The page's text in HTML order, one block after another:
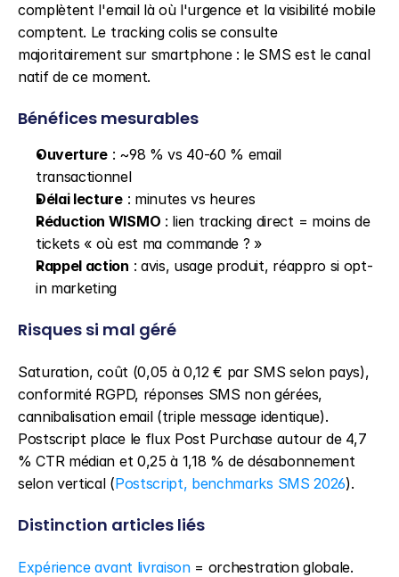
complètent l'email là où l'urgence et la visibilité mobile
comptent. Le tracking colis se consulte
majoritairement sur smartphone : le SMS est le canal
natif de ce moment.
Bénéfices mesurables
Ouverture : ~98 % vs 40-60 % email
transactionnel
Délai lecture : minutes vs heures
Réduction WISMO : lien tracking direct = moins de
tickets « où est ma commande ? »
Rappel action : avis, usage produit, réappro si opt-
in marketing
Risques si mal géré
Saturation, coût (0,05 à 0,12 € par SMS selon pays),
conformité RGPD, réponses SMS non gérées,
cannibalisation email (triple message identique).
Postscript place le flux Post Purchase autour de 4,7
% CTR médian et 0,25 à 1,18 % de désabonnement
selon vertical (Postscript, benchmarks SMS 2026).
Distinction articles liés
Expérience avant livraison